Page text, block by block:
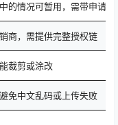
的情况可暂用，需带申请号
商，需提供完整授权链
裁剪或涂改
免中文乱码或上传失败